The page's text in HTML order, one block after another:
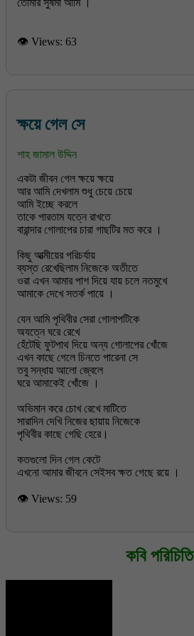
তোমার সুষমা আমি ।
👁 Views: 63
ক্ষয়ে গেল সে
শাহ জামাল উদ্দিন
একটা জীবন গেল ক্ষয়ে ক্ষয়ে
আর আমি দেখলাম শুধু চেয়ে চেয়ে
আমি ইচ্ছে করলে
তাকে পারতাম যত্নে রাখতে
বারান্দার গোলাপের চারা গাছটির মত করে ।
কিছু আত্মীয়ের পরিচর্যায়
ব্যস্ত রেখেছিলাম নিজেকে অতীতে
ওরা এখন আমার পাশ দিয়ে যায় চলে নতমুখে
আমাকে দেখে সতর্ক পায়ে ।
যেন আমি পৃথিবীর সেরা গোলাপটিকে
অযত্নে ঘরে রেখে
হেঁটেছি ফুটপাথ দিয়ে অন্য গোলাপের খোঁজে
এখন কাছে গেলে চিনতে পারেনা সে
তবু সন্ধায় আলো জ্বেলে
ঘরে আমাকেই খোঁজে ।
অভিমান করে চোখ রেখে মাটিতে
সারাদিন দেখি নিজের ছায়ায় নিজেকে
পৃথিবীর কাছে গেছি হেরে।
কতগুলো দিন গেল কেটে
👁 Views: 59
কবি পরিচিতি